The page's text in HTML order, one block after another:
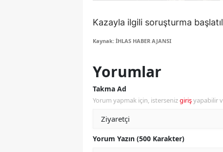
Kazayla ilgili soruşturma
Kaynak: İHLAS HABER AJANSI
Yorumlar
Takma Ad
Yorum yapmak için, istersenizgirişyapabilir
Yorum Yazın (500 Karakter)